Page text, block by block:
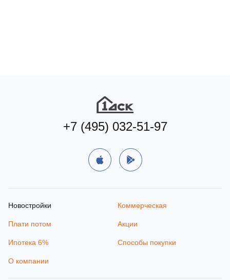
+7 (495) 032-51-97
Новостройки Коммерческая
Плати потом Акции
Ипотека 6% Способы покупки
О компании